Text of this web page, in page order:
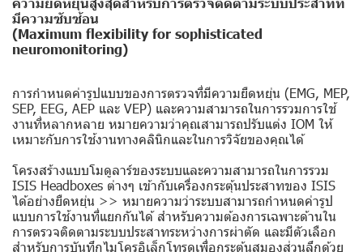
มีความซับซ้อน
(Maximum flexibility for sophisticated
neuromonitoring)
การกำหนดค่ารูปแบบของการตรวจที่มีความยืดหยุ่น (EMG, MEP,
SEP, EEG, AEP และ VEP) และความสามารถในการรวมการใช้
งานที่หลากหลาย หมายความว่าคุณสามารถปรับแต่ง IOM ให้
เหมาะกับการใช้งานทางคลินิกและในการวิจัยของคุณได้
โครงสร้างแบบโมดูลาร์ของระบบและความสามารถในการรวม
ISIS Headboxes ต่างๆ เข้ากับเครื่องกระตุ้นประสาทของ ISIS
ได้อย่างยืดหยุ่น >> หมายความว่าระบบสามารถกำหนดค่ารูป
แบบการใช้งานที่แยกกันได้ สำหรับความต้องการเฉพาะด้านใน
การตรวจติดตามระบบประสาทระหว่างการผ่าตัด และมีตัวเลือก
สำหรับการบันทึกไมโครอิเล็กโทรดเพื่อกระตุ้นสมองส่วนลึกด้วย